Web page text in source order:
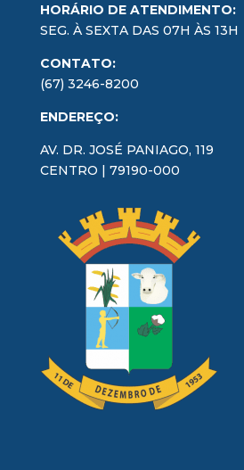
HORÁRIO DE ATENDIMENTO:
SEG. À SEXTA DAS 07H ÀS 13H
CONTATO:
(67) 3246-8200
ENDEREÇO:
AV. DR. JOSÉ PANIAGO, 119
CENTRO | 79190-000